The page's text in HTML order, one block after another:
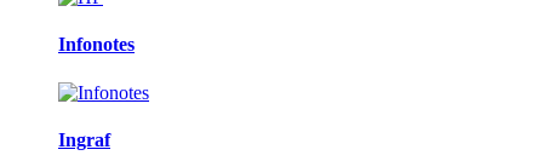
Infonotes
Ingraf